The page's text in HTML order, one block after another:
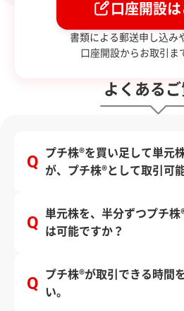
口座開設は
書類による郵送申し込み
口座開設からお取引ま
よくあるご
プチ株®を買い足して単元
が、プチ株®として取引可
単元株を、半分ずつプチ株
は可能ですか？
プチ株®が取引できる時間
い。